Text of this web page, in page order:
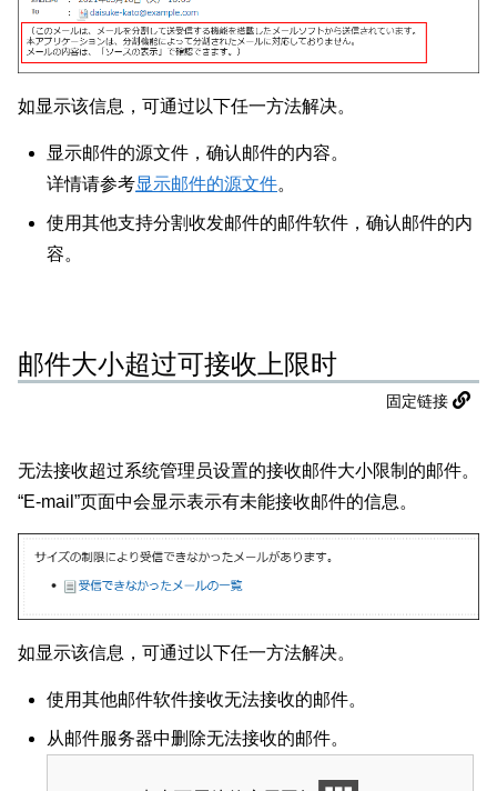
如显示该信息，可通过以下任一方法解决。
显示邮件的源文件，确认邮件的内容。
详情请参考显示邮件的源文件。
使用其他支持分割收发邮件的邮件软件，确认邮件的内
容。
邮件大小超过可接收上限时
固定链接
无法接收超过系统管理员设置的接收邮件大小限制的邮件。
“E-mail”页面中会显示表示有未能接收邮件的信息。
如显示该信息，可通过以下任一方法解决。
使用其他邮件软件接收无法接收的邮件。
从邮件服务器中删除无法接收的邮件。